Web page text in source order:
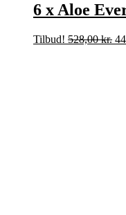
6 x Aloe
Tilbud! 528,00kr.